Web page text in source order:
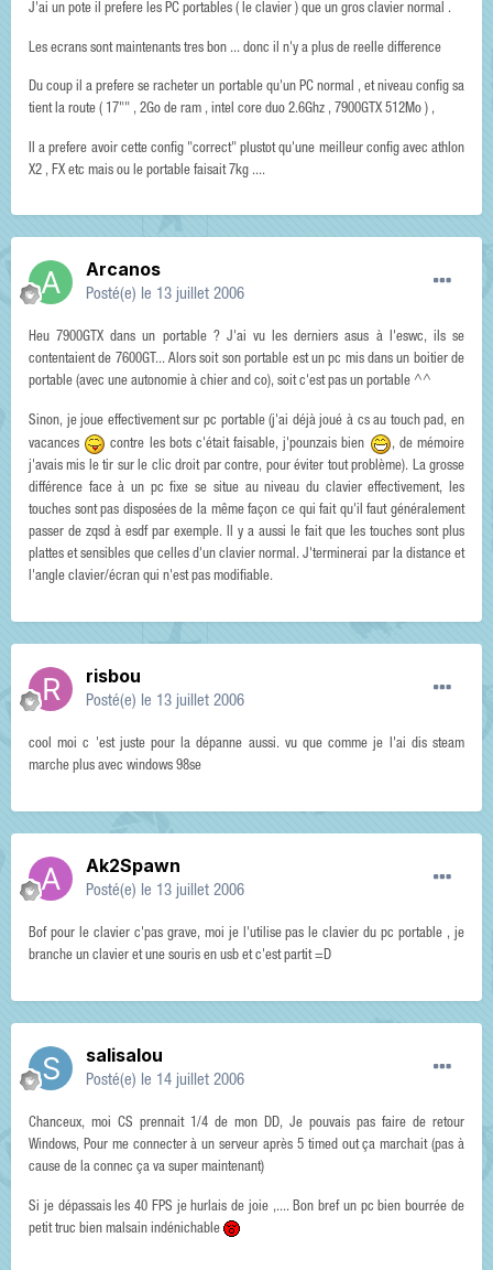
J'ai un pote il prefere les PC portables ( le clavier ) que un gros clavier normal .
Les ecrans sont maintenants tres bon ... donc il n'y a plus de reelle difference
Du coup il a prefere se racheter un portable qu'un PC normal , et niveau config sa
tient la route ( 17"" , 2Go de ram , intel core duo 2.6Ghz , 7900GTX 512Mo ) ,
Il a prefere avoir cette config "correct" plustot qu'une meilleur config avec athlon
X2 , FX etc mais ou le portable faisait 7kg ....
Arcanos
Posté(e) le 13 juillet 2006
Heu 7900GTX dans un portable ? J'ai vu les derniers asus à l'eswc, ils se
contentaient de 7600GT... Alors soit son portable est un pc mis dans un boitier de
portable (avec une autonomie à chier and co), soit c'est pas un portable ^^
Sinon, je joue effectivement sur pc portable (j'ai déjà joué à cs au touch pad, en
vacances
contre les bots c'était faisable, j'pounzais bien
, de mémoire
j'avais mis le tir sur le clic droit par contre, pour éviter tout problème). La grosse
différence face à un pc fixe se situe au niveau du clavier effectivement, les
touches sont pas disposées de la même façon ce qui fait qu'il faut généralement
passer de zqsd à esdf par exemple. Il y a aussi le fait que les touches sont plus
plattes et sensibles que celles d'un clavier normal. J'terminerai par la distance et
l'angle clavier/écran qui n'est pas modifiable.
risbou
Posté(e) le 13 juillet 2006
cool moi c 'est juste pour la dépanne aussi. vu que comme je l'ai dis steam
marche plus avec windows 98se
Ak2Spawn
Posté(e) le 13 juillet 2006
Bof pour le clavier c'pas grave, moi je l'utilise pas le clavier du pc portable , je
branche un clavier et une souris en usb et c'est partit =D
salisalou
Posté(e) le 14 juillet 2006
Chanceux, moi CS prennait 1/4 de mon DD, Je pouvais pas faire de retour
Windows, Pour me connecter à un serveur après 5 timed out ça marchait (pas à
cause de la connec ça va super maintenant)
Si je dépassais les 40 FPS je hurlais de joie ,.... Bon bref un pc bien bourrée de
petit truc bien malsain indénichable